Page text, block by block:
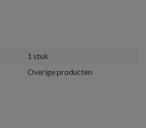
1 stuk
Overige producten